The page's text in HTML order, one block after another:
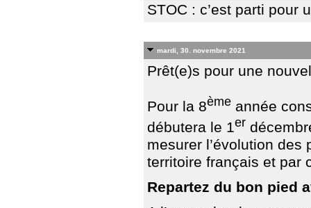
STOC : c’est parti pour
mardi, 30. novembre 2021
Prêt(e)s pour une
Pour la 8ème année
débutera le 1er
mesurer l’évolution des
territoire français et par
Repartez du bon pied